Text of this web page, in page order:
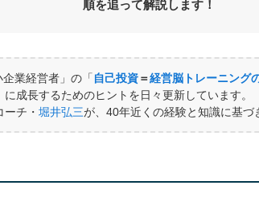
順を追って解説します！
業経営者」の「 自己投資 ＝経営脳トレーニング
成長するためのヒントを日々更新しています。
ーチ・堀井弘三が、40年近くの経験と知識に基づ